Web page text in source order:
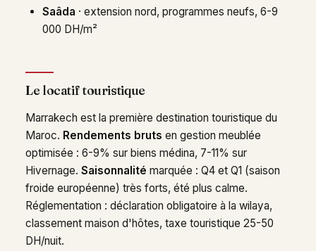
Saâda · extension nord, programmes neufs, 6-9
000 DH/m²
Le locatif touristique
Marrakech est la première destination touristique du
Maroc. Rendements bruts en gestion meublée
optimisée : 6-9% sur biens médina, 7-11% sur
Hivernage. Saisonnalité marquée : Q4 et Q1 (saison
froide européenne) très forts, été plus calme.
Réglementation : déclaration obligatoire à la wilaya,
classement maison d'hôtes, taxe touristique 25-50
DH/nuit.